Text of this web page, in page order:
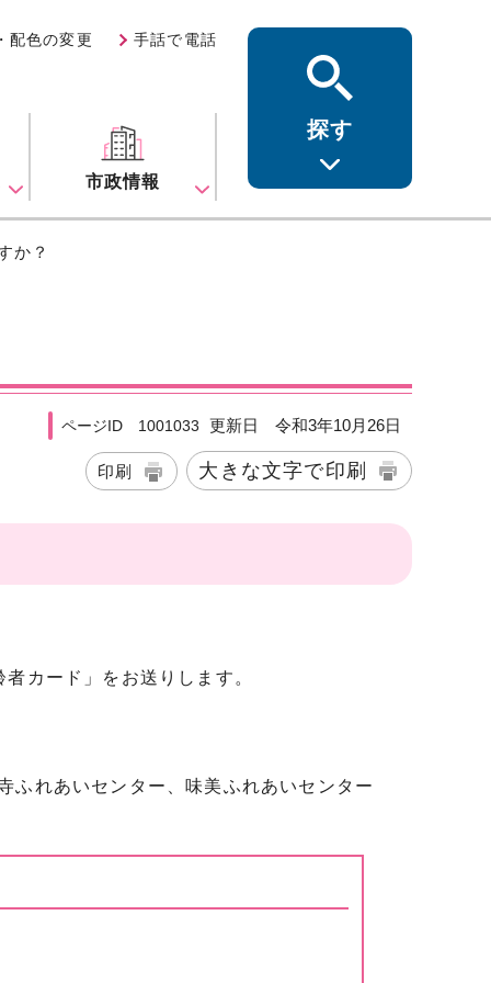
配色の変更 手話で電話
市政情報
探す
か？
ページID 1001033 更新日 令和3年10月26日
印刷 大きな文字で印刷
カード」をお送りします。
ふれあいセンター、味美ふれあいセンター